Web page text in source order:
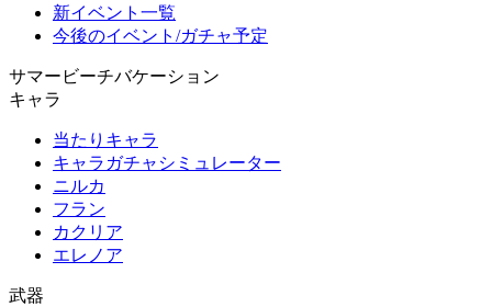
新イベント一覧
今後のイベント/ガチャ予定
サマービーチバケーション
キャラ
当たりキャラ
キャラガチャシミュレーター
ニルカ
フラン
カクリア
エレノア
武器